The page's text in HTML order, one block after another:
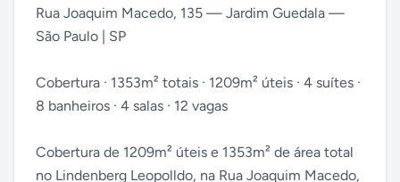
Rua Joaquim Macedo, 135 — Jardim Guedala —
São Paulo | SP
Cobertura · 1353m² totais · 1209m² úteis · 4 suítes ·
8 banheiros · 4 salas · 12 vagas
Cobertura de 1209m² úteis e 1353m² de área total
no Lindenberg Leopolldo, na Rua Joaquim Macedo,